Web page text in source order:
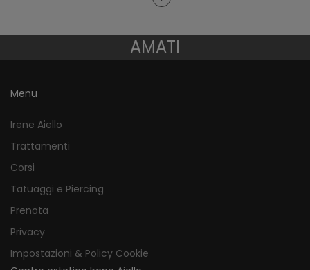
AMATI
Menu
Irene Aiello
Trattamenti
Corsi
Tatuaggi e Piercing
Prenota
Privacy
Impostazioni & Policy Cookie